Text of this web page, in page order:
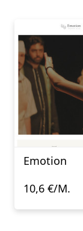
Emotion
10,6 €/M.